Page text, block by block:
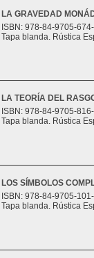
LA GRAVEDAD
ISBN: 978-84-9705-
Tapa blanda. Rústica
LA TEORÍA DEL
ISBN: 978-84-9705-
Tapa blanda. Rústica
LOS SÍMBOLOS
ISBN: 978-84-9705-
Tapa blanda. Rústica